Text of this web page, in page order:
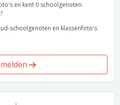
en kent 0 schoolgenoten.
schoolgenoten en klassenfoto's